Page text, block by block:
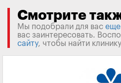
Смотрите
Мы подобрали для вас еще
вас заинтересовать.
сайту, чтобы найти клинику